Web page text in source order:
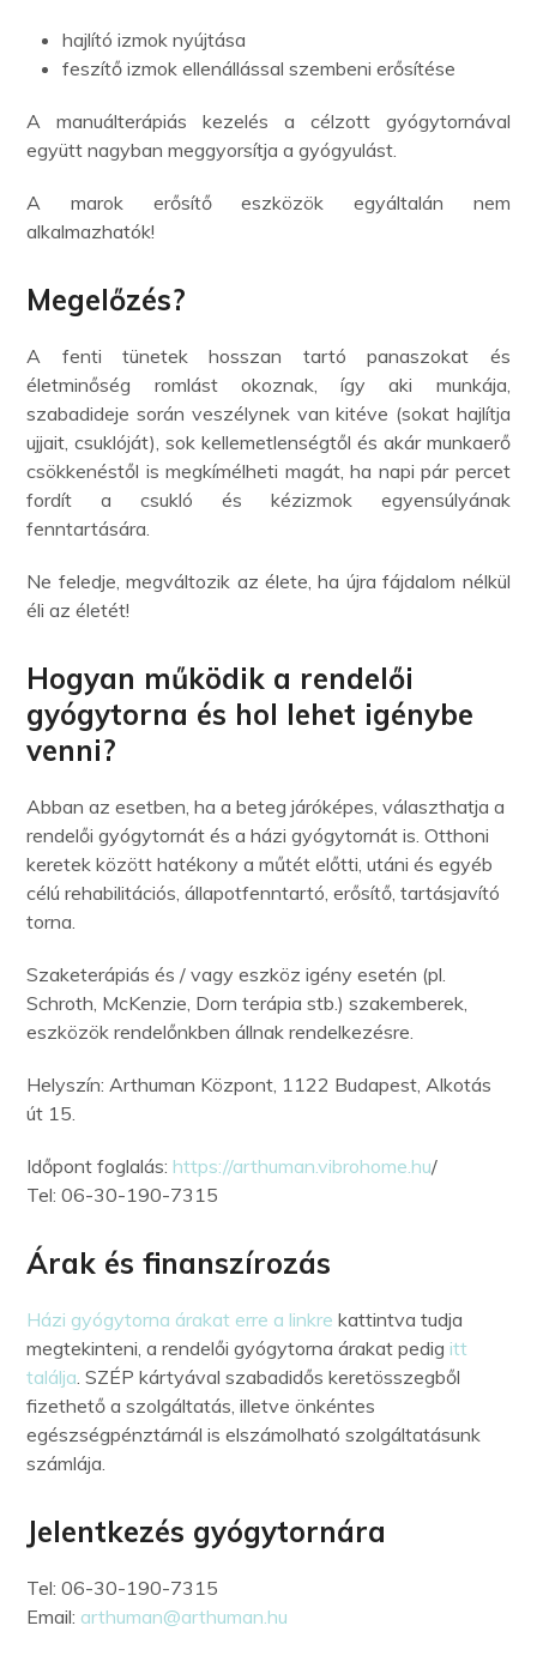
hajlító izmok nyújtása
feszítő izmok ellenállással szembeni erősítése
A manuálterápiás kezelés a célzott gyógytornával
együtt nagyban meggyorsítja a gyógyulást.
A marok erősítő eszközök egyáltalán nem
alkalmazhatók!
Megelőzés?
A fenti tünetek hosszan tartó panaszokat és
életminőség romlást okoznak, így aki munkája,
szabadideje során veszélynek van kitéve (sokat hajlítja
ujjait, csuklóját), sok kellemetlenségtől és akár munkaerő
csökkenéstől is megkímélheti magát, ha napi pár percet
fordít a csukló és kézizmok egyensúlyának
fenntartására.
Ne feledje, megváltozik az élete, ha újra fájdalom nélkül
éli az életét!
Hogyan működik a rendelői
gyógytorna és hol lehet igénybe
venni?
Abban az esetben, ha a beteg járóképes, választhatja a
rendelői gyógytornát és a házi gyógytornát is. Otthoni
keretek között hatékony a műtét előtti, utáni és egyéb
célú rehabilitációs, állapotfenntartó, erősítő, tartásjavító
torna.
Szaketerápiás és / vagy eszköz igény esetén (pl.
Schroth, McKenzie, Dorn terápia stb.) szakemberek,
eszközök rendelőnkben állnak rendelkezésre.
Helyszín: Arthuman Központ, 1122 Budapest, Alkotás
út 15.
Időpont foglalás: https://arthuman.vibrohome.hu/
Tel: 06-30-190-7315
Árak és finanszírozás
Házi gyógytorna árakat erre a linkre kattintva tudja
megtekinteni, a rendelői gyógytorna árakat pedig itt
találja. SZÉP kártyával szabadidős keretösszegből
fizethető a szolgáltatás, illetve önkéntes
egészségpénztárnál is elszámolható szolgáltatásunk
számlája.
Jelentkezés gyógytornára
Tel: 06-30-190-7315
Email: arthuman@arthuman.hu